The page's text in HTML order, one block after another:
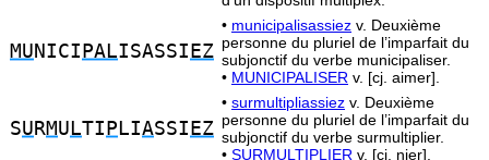
MU NICI PALISASSI EZ
• municipalisassiez v. Deuxième
personne du pluriel de l’imparfait du
subjonctif du verbe municipaliser.
• MUNICIPALISER v. [cj. aimer].
SU RMU LTI P LIASSI EZ
• surmultipliassiez v. Deuxième
personne du pluriel de l’imparfait du
subjonctif du verbe surmultiplier.
• SURMULTIPLIER v. [cj. nier].